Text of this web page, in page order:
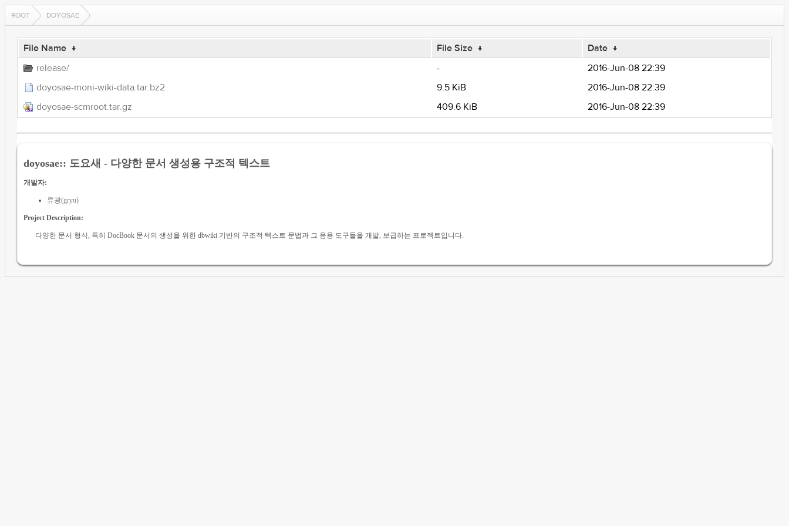
ROOT DOYOSAE
File Name ↓ File Size ↓ Date ↓
release/
-
2016-Jun-08 22:39
doyosae-moni-wiki-data.tar.bz2
9.5 KiB
2016-Jun-08 22:39
doyosae-scmroot.tar.gz
409.6 KiB 2016-Jun-08 22:39
doyosae:: 도요새 - 다양한 문서 생성용 구조적 텍스트
개발자:
류광(gryu)
Project Description:
다양한 문서 형식, 특히 DocBook 문서의 생성을 위한 dbwiki 기반의 구조적 텍스트 문법과 그 응용 도구들을 개발, 보급하는 프로젝트입니다.